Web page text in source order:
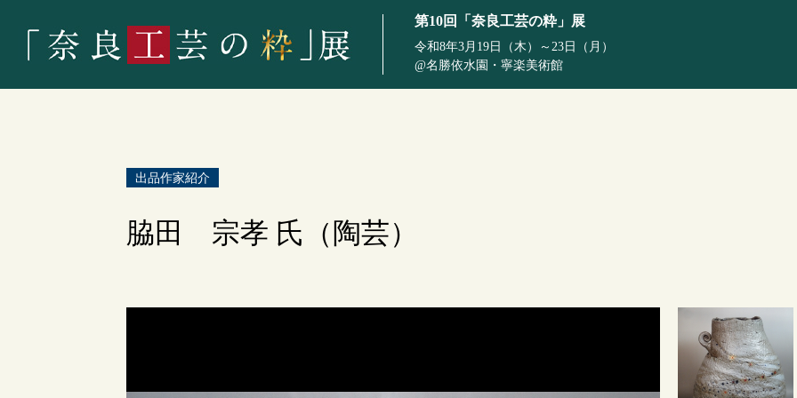
第10回「奈良工芸の粋」展
令和8年3月19日（木）～23日（月）
@名勝依水園・寧楽美術館
出品作家紹介
脇田 宗孝 氏（陶芸）